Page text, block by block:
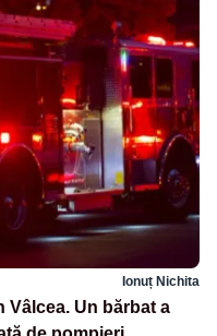
Ionuț Nichita
Vâlcea. Un bărbat a